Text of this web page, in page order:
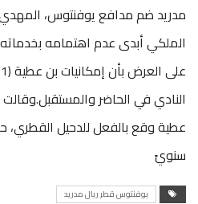
مدريد ضم مدافع يوفنتوس،
الملكي أبدى عدم اهتمامه
النادي في الحاضر
سنويً
يوفنتوس قطر ريال مدريد